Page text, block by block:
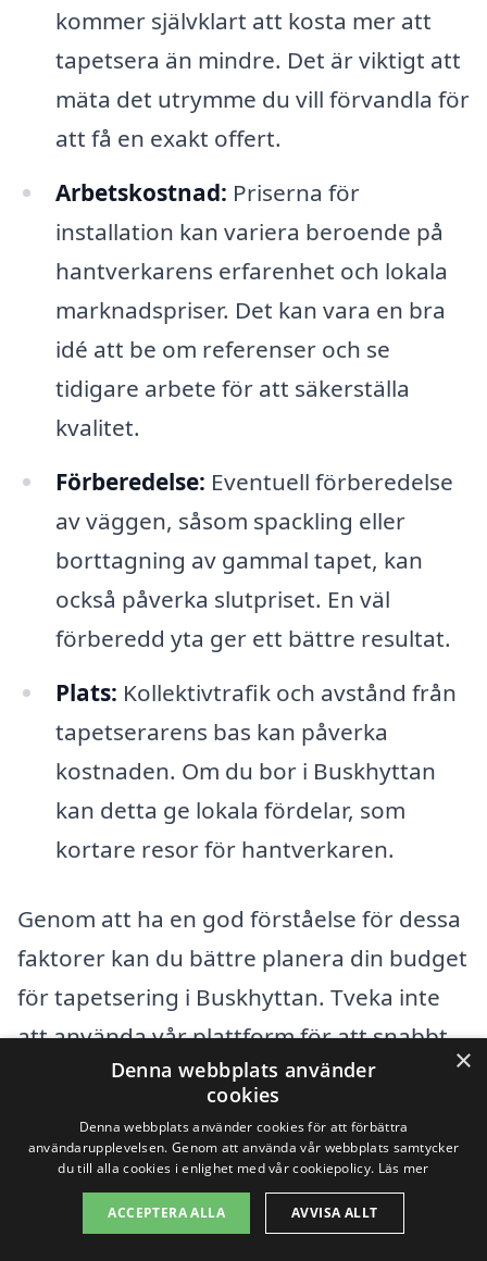
kommer självklart att kosta mer att
tapetsera än mindre. Det är viktigt att
mäta det utrymme du vill förvandla för
att få en exakt offert.
Arbetskostnad: Priserna för
installation kan variera beroende på
hantverkarens erfarenhet och lokala
marknadspriser. Det kan vara en bra
idé att be om referenser och se
tidigare arbete för att säkerställa
kvalitet.
Förberedelse: Eventuell förberedelse
av väggen, såsom spackling eller
borttagning av gammal tapet, kan
också påverka slutpriset. En väl
förberedd yta ger ett bättre resultat.
Plats: Kollektivtrafik och avstånd från
tapetserarens bas kan påverka
kostnaden. Om du bor i Buskhyttan
kan detta ge lokala fördelar, som
kortare resor för hantverkaren.
Genom att ha en god förståelse för dessa
faktorer kan du bättre planera din budget
för tapetsering i Buskhyttan. Tveka inte
att använda vår plattform för att snabbt
och enkelt få erbjudanden från
kvalificerade tapetserare i ditt
närområde. Vi hjälper dig att hitta bästa
möjliga lösning för just ditt projekt!
×
Denna webbplats använder
cookies
Denna webbplats använder cookies för att förbättra
användarupplevelsen. Genom att använda vår webbplats samtycker
du till alla cookies i enlighet med vår cookiepolicy. Läs mer
ACCEPTERA ALLA AVVISA ALLT